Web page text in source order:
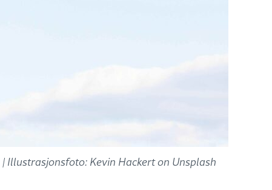
| Illustrasjonsfoto: Kevin Hackert on Unsplash